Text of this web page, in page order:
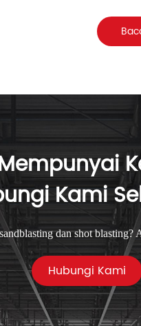
Kami
dan shot
Hubungi Kami